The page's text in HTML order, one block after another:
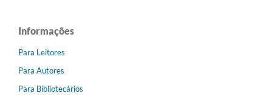
Informações
Para Leitores
Para Autores
Para Bibliotecários